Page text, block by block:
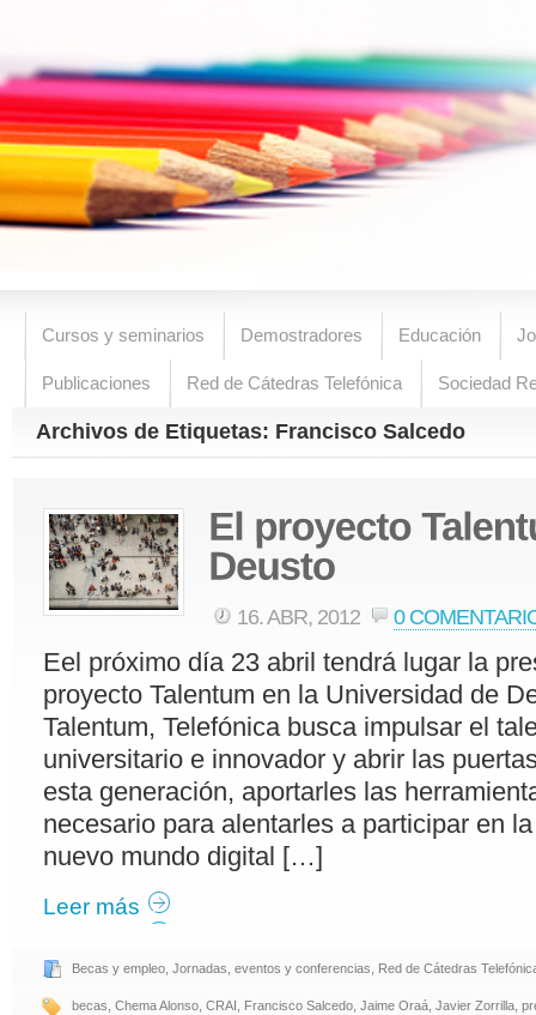
Cursos y seminarios Demostradores Educación
Publicaciones Red de Cátedras Telefónica Sociedad
Archivos de Etiquetas: Francisco Salcedo
16. ABR, 2012 0
Eel próximo día 23 abril tendrá lugar la
proyecto Talentum en la Universidad de
Talentum, Telefónica busca impulsar el
universitario e innovador y abrir las
esta generación, aportarles las
necesario para alentarles a participar en
nuevo mundo digital […]
Leer más
Becas y empleo Jornadas, eventos y conferencias Red de Cátedras
becas Chema Alonso CRAI Francisco Salcedo Jaime Oraá Javier Zorrilla